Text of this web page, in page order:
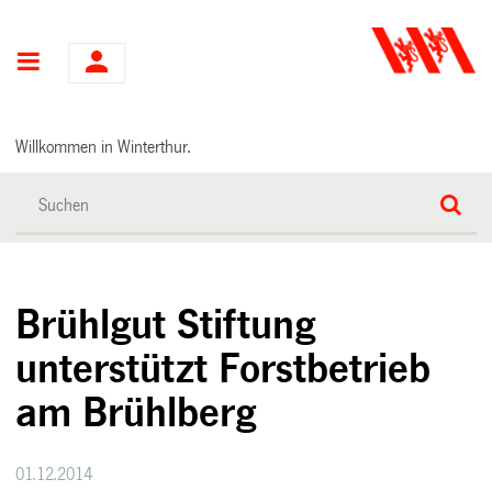
Hauptnavigation
Willkommen in Winterthur.
Brühlgut Stiftung
unterstützt Forstbetrieb
am Brühlberg
01.12.2014